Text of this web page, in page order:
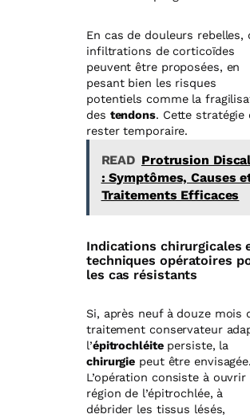
En cas de douleurs rebelles,
infiltrations de corticoïdes
peuvent être proposées, en
pesant bien les risques
potentiels comme la
des tendons. Cette stratégie
rester temporaire.
READ Protrusion
: Symptômes, Causes
Traitements Efficaces
Indications chirurgicales
techniques opératoires
les cas résistants
Si, après neuf à douze mois
traitement conservateur
l’épitrochléitepersiste, la
chirurgie peut être envisagée.
L’opération consiste à ouvrir
région de l’épitrochlée, à
débrider les tissus lésés,